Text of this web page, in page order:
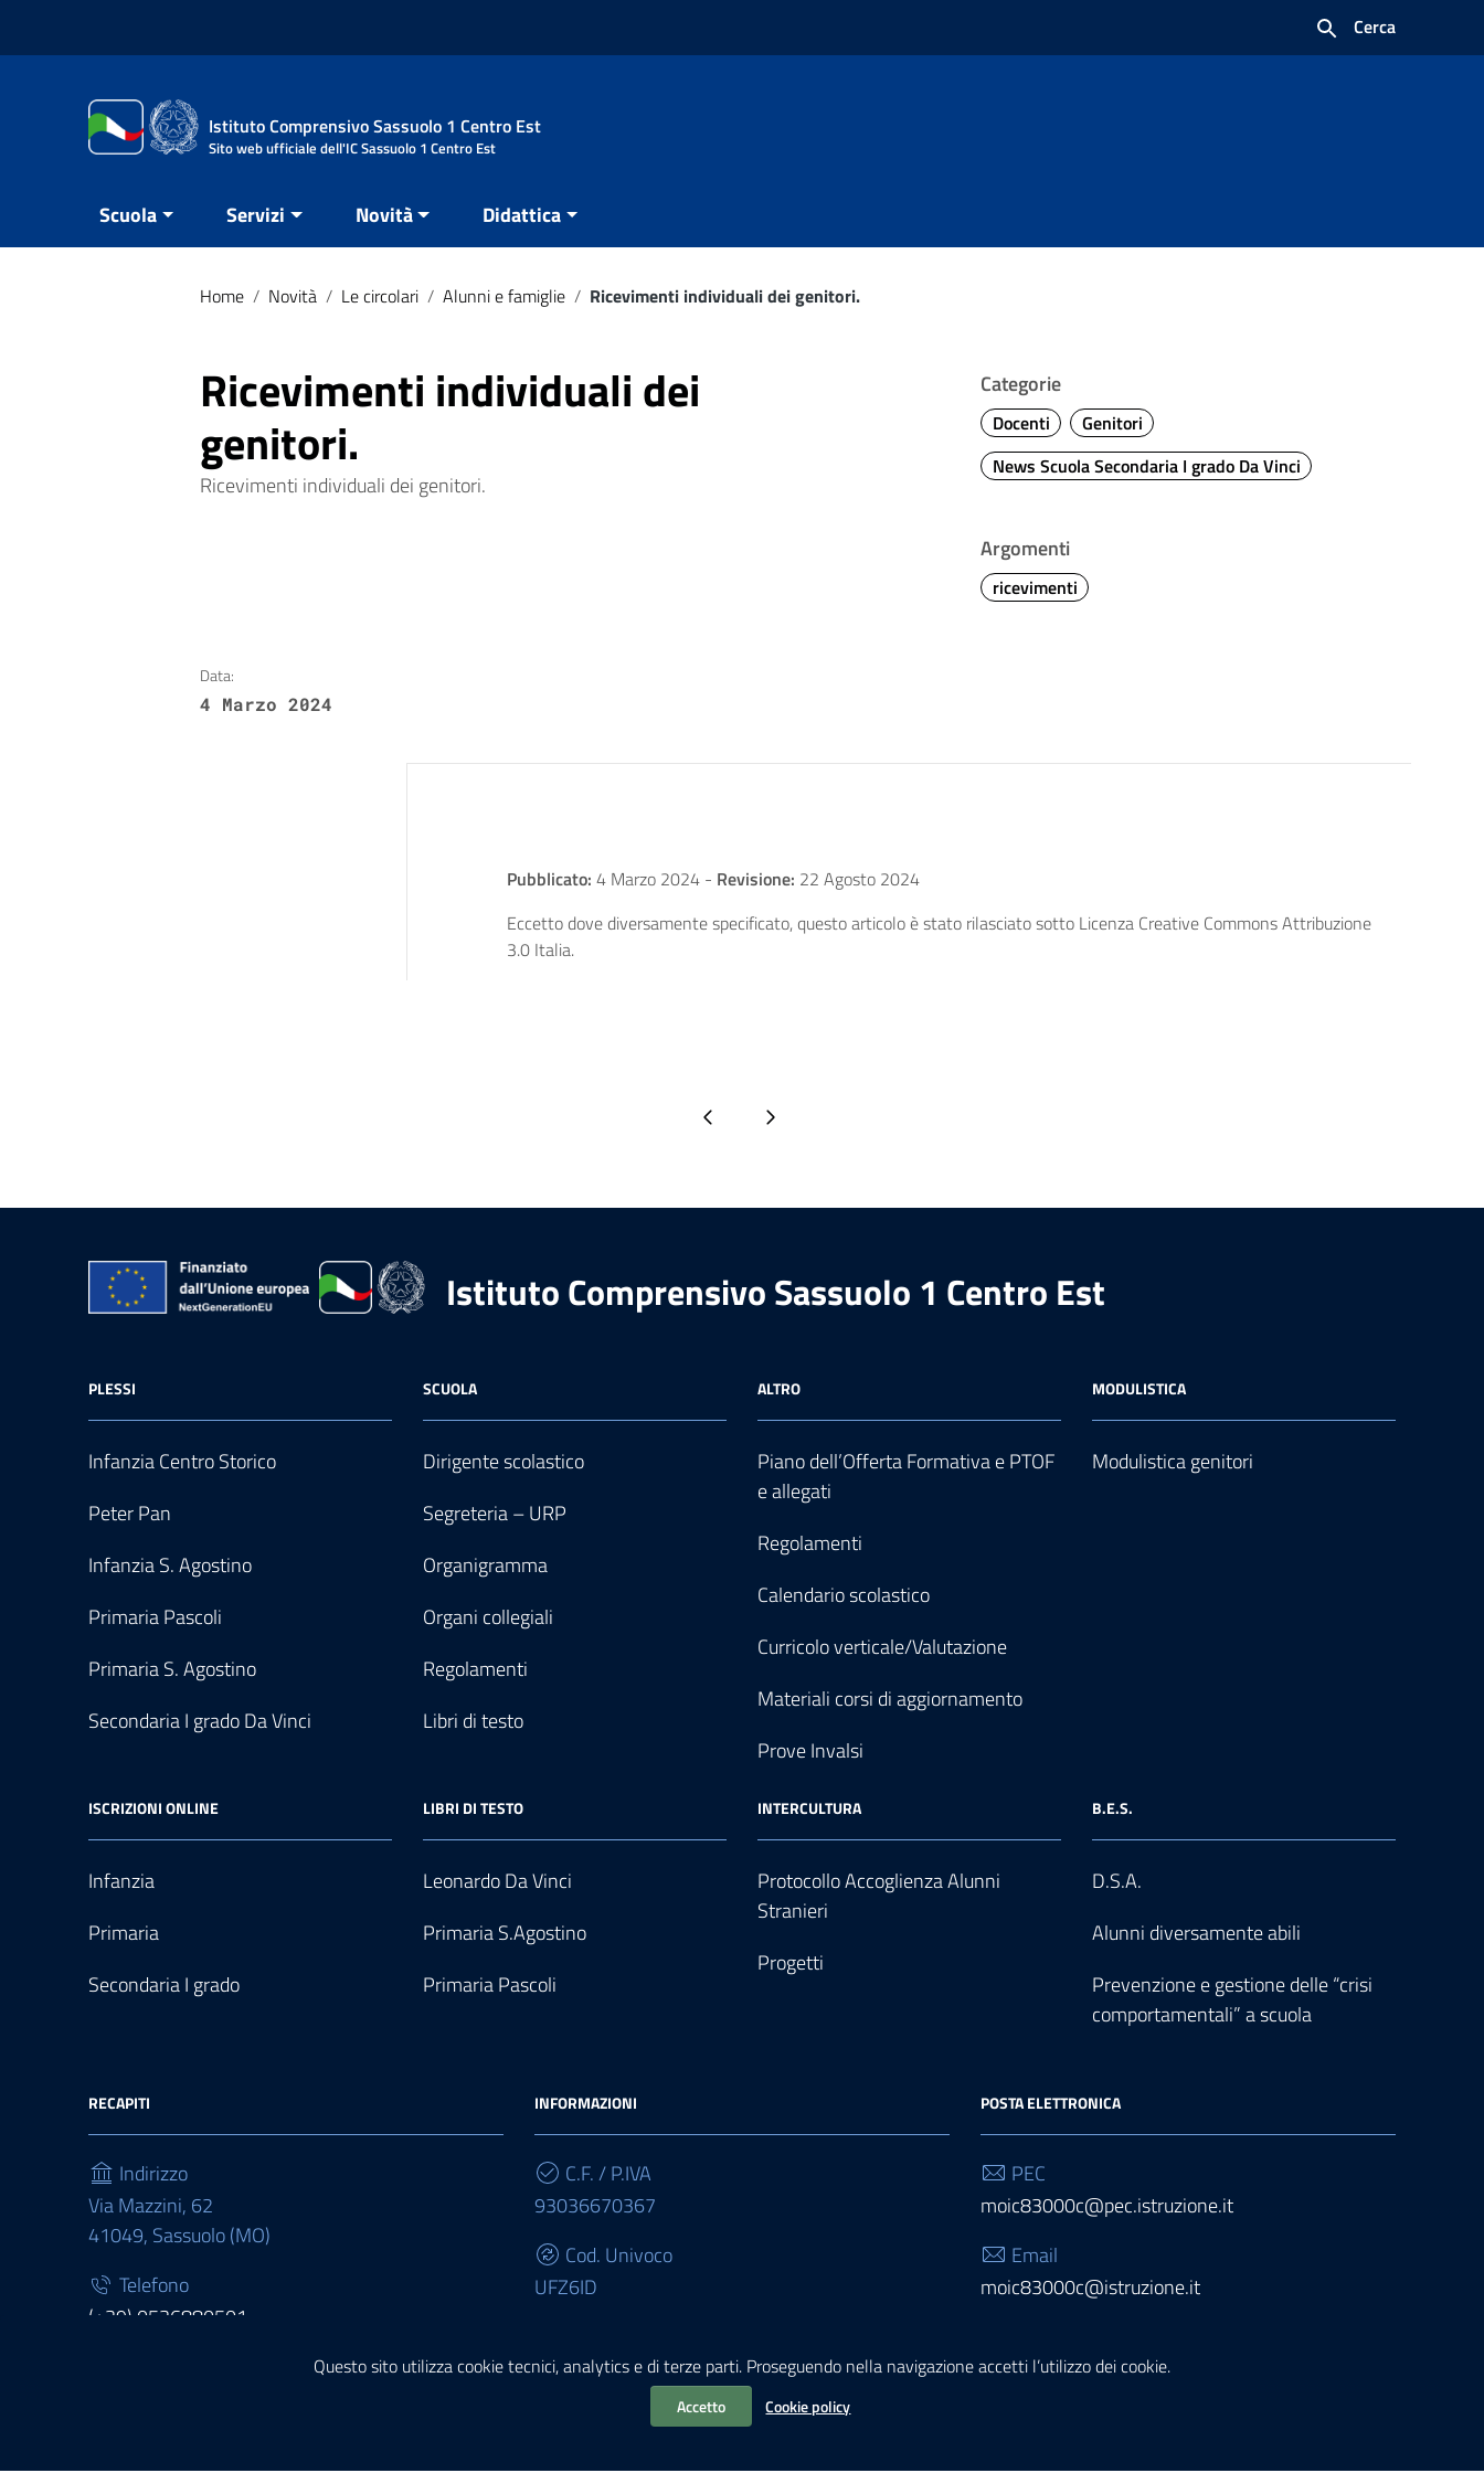
Questo sito utilizza cookie tecnici, analytics e di terze parti. Proseguendo nella navigazione accetti l’utilizzo dei cookie.
Accetto Cookie policy
Cerca
Istituto Comprensivo Sassuolo 1 Centro Est
Sito web ufficiale dell'IC Sassuolo 1 Centro Est
Scuola Servizi Novità Didattica
Home / Novità / Le circolari / Alunni e famiglie / Ricevimenti individuali dei genitori.
Ricevimenti individuali dei
genitori.
Ricevimenti individuali dei genitori.
Categorie
Docenti
Genitori
News Scuola Secondaria I grado Da Vinci
Argomenti
ricevimenti
Data:
4 Marzo 2024
Pubblicato: 4 Marzo 2024 - Revisione: 22 Agosto 2024
Eccetto dove diversamente specificato, questo articolo è stato rilasciato sotto Licenza Creative Commons Attribuzione
3.0 Italia.
Pagina precedentePagina successiva
Istituto Comprensivo Sassuolo 1 Centro Est
PLESSI
Infanzia Centro Storico
Peter Pan
Infanzia S. Agostino
Primaria Pascoli
Primaria S. Agostino
Secondaria I grado Da Vinci
SCUOLA
Dirigente scolastico
Segreteria – URP
Organigramma
Organi collegiali
Regolamenti
Libri di testo
ALTRO
Piano dell’Offerta Formativa e PTOF
e allegati
Regolamenti
Calendario scolastico
Curricolo verticale/Valutazione
Materiali corsi di aggiornamento
Prove Invalsi
MODULISTICA
Modulistica genitori
ISCRIZIONI ONLINE
Infanzia
Primaria
Secondaria I grado
LIBRI DI TESTO
Leonardo Da Vinci
Primaria S.Agostino
Primaria Pascoli
INTERCULTURA
Protocollo Accoglienza Alunni
Stranieri
Progetti
B.E.S.
D.S.A.
Alunni diversamente abili
Prevenzione e gestione delle “crisi
comportamentali” a scuola
RECAPITI
Indirizzo
Via Mazzini, 62
41049, Sassuolo (MO)
Telefono
(+39) 0536880501
INFORMAZIONI
C.F. / P.IVA
93036670367
Cod. Univoco
UFZ6ID
IT68E0503467010000000015950
POSTA ELETTRONICA
PEC
moic83000c@pec.istruzione.it
Email
moic83000c@istruzione.it